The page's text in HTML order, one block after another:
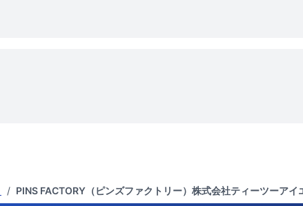
/ PINS FACTORY（ピンズファクトリー）株式会社ティーツーア